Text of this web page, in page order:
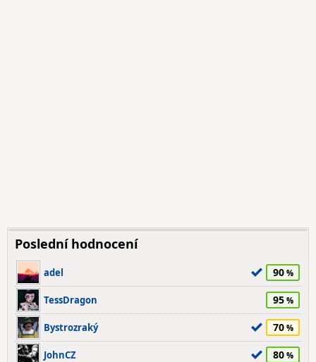
Poslední hodnocení
adel 90
TessDragon 95
Bystrozraký 70
JohnCZ 80